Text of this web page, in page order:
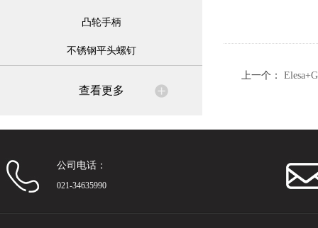
凸轮手柄
不锈钢平头螺钉
查看更多
上一个：
公司电话：
021-34635990